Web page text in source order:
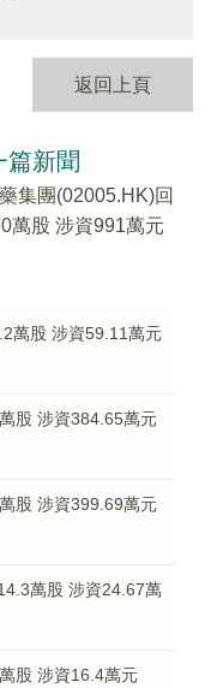
返回上頁
篇新聞
集團(02005.HK)回
萬股 涉資991萬元
萬股 涉資59.11萬元
股 涉資384.65萬元
股 涉資399.69萬元
萬股 涉資24.67萬
股 涉資16.4萬元